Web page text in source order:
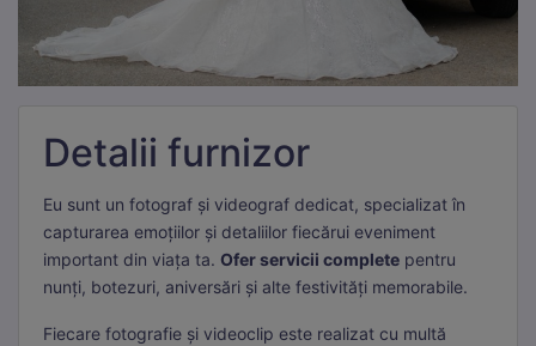
Detalii furnizor
Eu sunt un fotograf și videograf dedicat, specializat în
capturarea emoțiilor și detaliilor fiecărui eveniment
important din viața ta. Ofer servicii complete pentru
nunți, botezuri, aniversări și alte festivități memorabile.
Fiecare fotografie și videoclip este realizat cu multă